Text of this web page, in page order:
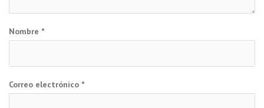
Nombre *
Correo electrónico *